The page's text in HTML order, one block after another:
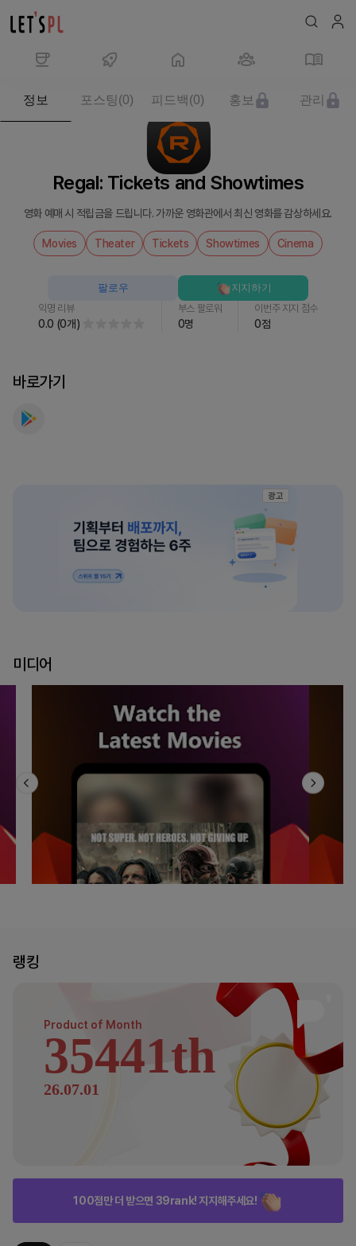
서
Showtimes
Regal: Tickets and Showtimes
영화 예매 시 적립금을 드립니다. 가까운 영화관에서 최신 영화를 감상하세요.
Movies Theater Tickets Showtimes Cinema
익명 리뷰
0.0 (0개)
부스 팔로워
0명
이번주 지지 점수
0점
팔로우 지지하기
정보 포스팅(0) 피드백 (0) 홍보 관리
바로가기
광고
미디어
랭킹
Product of Month
35441th
26.07.01
100점만 더 받으면 39rank! 지지해주세요!